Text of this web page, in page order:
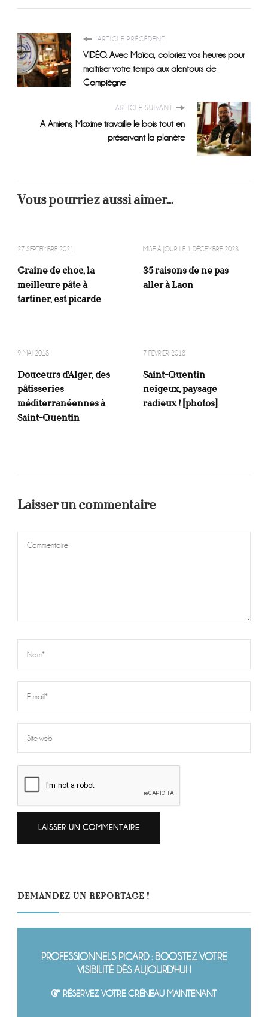
ARTICLE PRÉCÉDENT
VIDÉO. Avec Maïca, coloriez vos heures pour
maitriser votre temps aux alentours de
Compiègne
ARTICLE SUIVANT
A Amiens, Maxime travaille le bois tout en
préservant la planète
Vous pourriez aussi aimer...
27 SEPTEMBRE 2021
Graine de choc, la
meilleure pâte à
tartiner, est picarde
MISE À JOUR LE 1 DÉCEMBRE 2023
35 raisons de ne pas
aller à Laon
9 MAI 2018
Douceurs d’Alger, des
pâtisseries
méditerranéennes à
Saint-Quentin
7 FÉVRIER 2018
Saint-Quentin
neigeux, paysage
radieux ! [photos]
Laisser un commentaire
DEMANDEZ UN REPORTAGE !
PROFESSIONNELS PICARD : BOOSTEZ VOTRE
VISIBILITÉ DÈS AUJOURD'HUI !
RÉSERVEZ VOTRE CRÉNEAU MAINTENANT